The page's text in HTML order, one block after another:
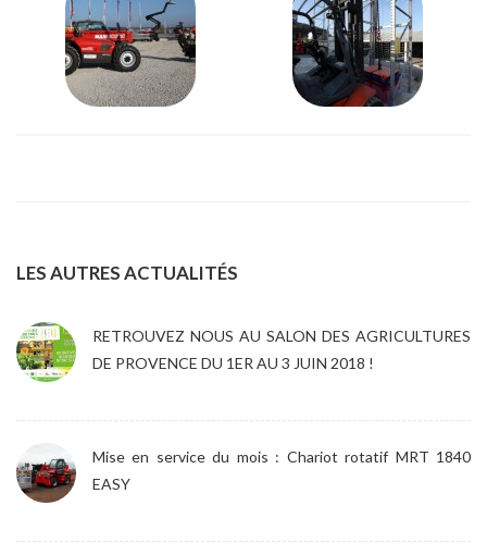
LES AUTRES ACTUALITÉS
RETROUVEZ NOUS AU SALON DES AGRICULTURES
DE PROVENCE DU 1ER AU 3 JUIN 2018 !
Mise en service du mois : Chariot rotatif MRT 1840
EASY